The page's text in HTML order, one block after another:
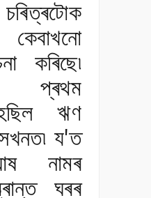
কৰিছে৷
প্ৰথম
ঋণ
য'ত
নামৰ
ঘৰৰ